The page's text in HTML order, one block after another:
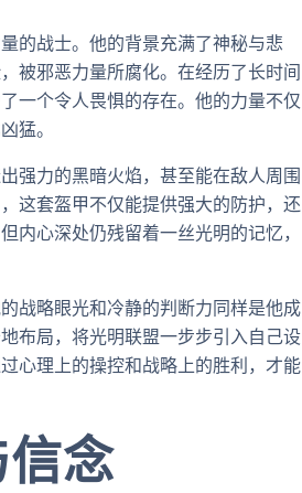
的战士。他的背景充满了神秘与悲
被邪恶力量所腐化。在经历了长时间
一个令人畏惧的存在。他的力量不仅
猛。
强力的黑暗火焰，甚至能在敌人周围
这套盔甲不仅能提供强大的防护，还
内心深处仍残留着一丝光明的记忆，
战略眼光和冷静的判断力同样是他成
布局，将光明联盟一步步引入自己设
心理上的操控和战略上的胜利，才能
念